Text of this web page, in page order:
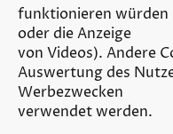
funktionieren würden
oder die Anzeige
von Videos). Andere
Auswertung des
Werbezwecken
verwendet werden.